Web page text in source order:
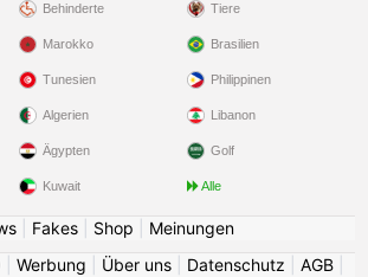
Behinderte Tiere
Marokko
Tunesien
Algerien
Ägypten
Kuwait
Brasilien
Philippinen
Libanon
Golf
Alle
| Fakes| Shop
Meinungen
Werbung Über uns Datenschutz AGB